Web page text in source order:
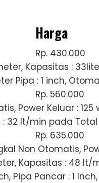
Harga
Rp. 430.000
Kapasitas :
Pipa : 1 inch,
Rp. 560.000
Power Keluar : 125
: 32 lt/min pada
Rp. 635.000
Non Otomatis,
Kapasitas : 48
Pipa Pancar : 1